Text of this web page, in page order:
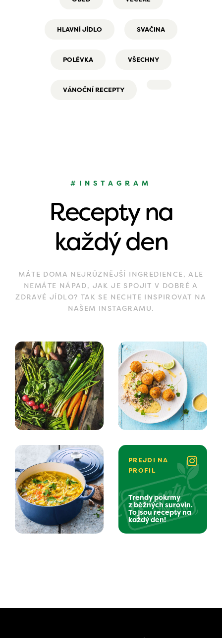
HLAVNÍ JÍDLO SVAČINA
POLÉVKA VŠECHNY
VÁNOČNÍ RECEPTY
#INSTAGRAM
Recepty na
každý den
MÁTE DOMA NEJRŮZNĚJŠÍ INGREDIENCE, ALE
NEMÁTE NÁPAD, JAK JE SPOJIT V DOBRÉ A
ZDRAVÉ JÍDLO? TAK SE NECHTE INSPIROVAT NA
NAŠEM INSTAGRAMU.
PREJDI NA
PROFIL
Trendy pokrmy
z běžných surovin.
To jsou recepty na
každý den!